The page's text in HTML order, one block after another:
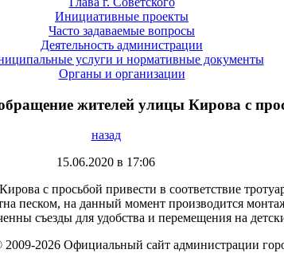
Инициативные проекты
Часто задаваемые вопросы
Деятельность администрации
услуги и нормативные документы
Органы и организации
жителей улицы Кирова с
назад
15.06.2020 в 17:06
с просьбой привести в соответствие
песком, на данный момент производится
съезды для удобства и перемещения на
2009-2026 Официальный сайт администрации